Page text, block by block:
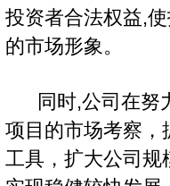
投资者合法权益,
的市场形象。
同时,公司在努
项目的市场考察，
工具，扩大公司规